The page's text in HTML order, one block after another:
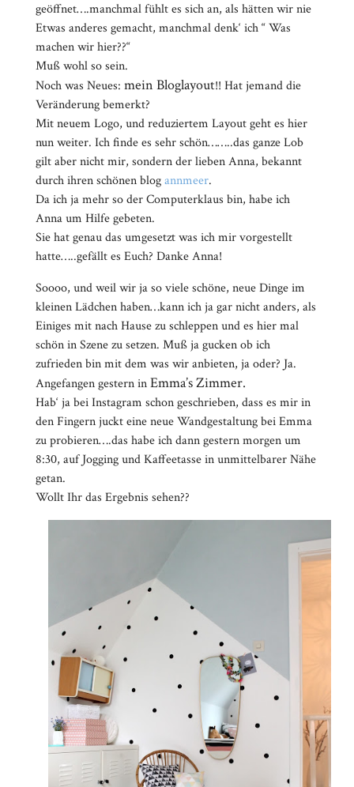
geöffnet….manchmal fühlt es sich an, als hätten wir nie
Etwas anderes gemacht, manchmal denk‘ ich “ Was
machen wir hier??“
Muß wohl so sein.
Noch was Neues: mein Bloglayout!! Hat jemand die
Veränderung bemerkt?
Mit neuem Logo, und reduziertem Layout geht es hier
nun weiter. Ich finde es sehr schön……..das ganze Lob
gilt aber nicht mir, sondern der lieben Anna, bekannt
durch ihren schönen blogannmeer.
Da ich ja mehr so der Computerklaus bin, habe ich
Anna um Hilfe gebeten.
Sie hat genau das umgesetzt was ich mir vorgestellt
hatte…..gefällt es Euch? Danke Anna!
Soooo, und weil wir ja so viele schöne, neue Dinge im
kleinen Lädchen haben…kann ich ja gar nicht anders, als
Einiges mit nach Hause zu schleppen und es hier mal
schön in Szene zu setzen. Muß ja gucken ob ich
zufrieden bin mit dem was wir anbieten, ja oder? Ja.
Angefangen gestern inEmma’s Zimmer.
Hab‘ ja bei Instagram schon geschrieben, dass es mir in
den Fingern juckt eine neue Wandgestaltung bei Emma
zu probieren….das habe ich dann gestern morgen um
8:30, auf Jogging und Kaffeetasse in unmittelbarer Nähe
getan.
Wollt Ihr das Ergebnis sehen??